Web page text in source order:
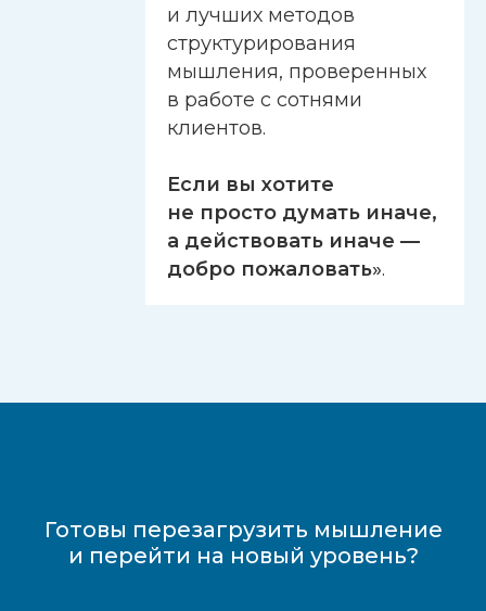
и лучших методов
структурирования
мышления, проверенных
в работе с сотнями
клиентов.
Если вы хотите
не просто думать иначе,
а действовать иначе —
добро пожаловать».
Готовы перезагрузить мышление
и перейти на новый уровень?